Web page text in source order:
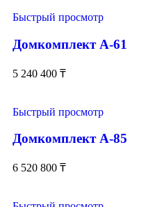
Быстрый просмотр
Домкомплект А-61
5 240 400 ₸
Быстрый просмотр
Домкомплект А-85
6 520 800 ₸